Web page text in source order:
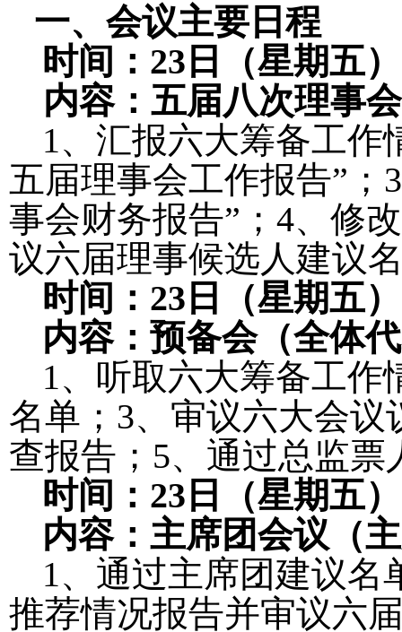
一、会议主要日程
时间： 23 日（星期五）
内容：五届八次理事
1、汇报六大筹备工作
五届理事会工作报告” ； 3
事会财务报告” ； 4、修
议六届理事候选人建议
时间： 23 日（星期五）
内容：预备会（全体
1、听取六大筹备工作
名单； 3、审议六大会议
查报告； 5、通过总监票
时间： 23 日（星期五）
内容：主席团会议（
1、通过主席团建议名
推荐情况报告并审议六